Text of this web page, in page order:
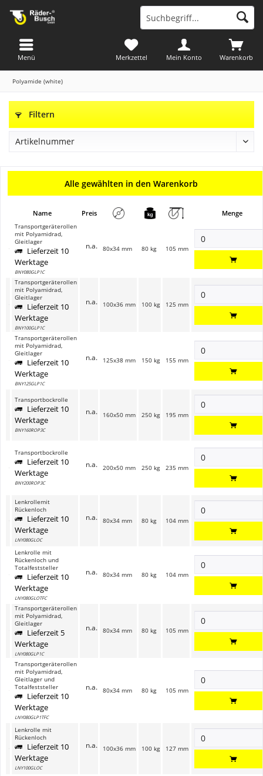
Warenkorb
Merkzettel Mein Konto
Menü
Polyamide (white)
Filtern
Alle gewählten in den Warenkorb
Name Preis Menge
Transportgeräterollen
mit Polyamidrad,
Gleitlager
Lieferzeit 10
Werktage
BNY080GLP1C
n.a. 80x34 mm 80 kg 105 mm
Transportgeräterollen
mit Polyamidrad,
Gleitlager
Lieferzeit 10
Werktage
BNY100GLP1C
n.a. 100x36 mm 100 kg 125 mm
Transportgeräterollen
mit Polyamidrad,
Gleitlager
Lieferzeit 10
Werktage
BNY125GLP1C
n.a. 125x38 mm 150 kg 155 mm
Transportbockrolle
Lieferzeit 10
Werktage
BNY160ROP3C
n.a. 160x50 mm 250 kg 195 mm
Transportbockrolle
Lieferzeit 10
Werktage
BNY200ROP3C
n.a. 200x50 mm 250 kg 235 mm
Lenkrollemit
Rückenloch
Lieferzeit 10
Werktage
LNY080GLOC
n.a. 80x34 mm 80 kg 104 mm
Lenkrolle mit
Rückenloch und
Totalfeststeller
Lieferzeit 10
Werktage
LNY080GLOTFC
n.a. 80x34 mm 80 kg 104 mm
Transportgeräterollen
mit Polyamidrad,
Gleitlager
Lieferzeit 5
Werktage
LNY080GLP1C
n.a. 80x34 mm 80 kg 105 mm
Transportgeräterollen
mit Polyamidrad,
Gleitlager und
Totalfeststeller
Lieferzeit 10
Werktage
LNY080GLP1TFC
n.a. 80x34 mm 80 kg 105 mm
Lenkrolle mit
Rückenloch
Lieferzeit 10
Werktage
LNY100GLOC
n.a. 100x36 mm 100 kg 127 mm